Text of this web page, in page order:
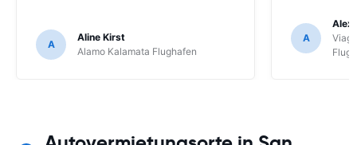
A
Aline Kirst
Alamo Kalamata Flughafen
A
Alex